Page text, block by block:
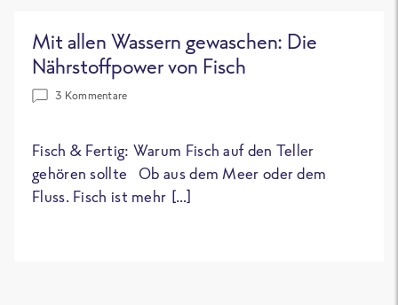
Mit allen Wassern gewaschen: Die
Nährstoffpower von Fisch
3 Kommentare
Fisch & Fertig: Warum Fisch auf den Teller
gehören sollte Ob aus dem Meer oder dem
Fluss. Fisch ist mehr […]